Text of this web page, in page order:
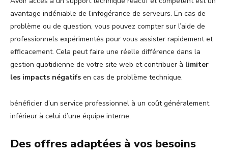
avantage indéniable de l’infogérance de serveurs. En cas de
problème ou de question, vous pouvez compter sur l’aide de
professionnels expérimentés pour vous assister rapidement et
efficacement. Cela peut faire une réelle différence dans la
gestion quotidienne de votre site web et contribuer à limiter
les impacts négatifs en cas de problème technique.
bénéficier d’un service professionnel à un coût généralement
inférieur à celui d’une équipe interne.
Des offres adaptées à vos besoins